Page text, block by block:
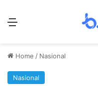
Menu
Home / Nasional
Nasional